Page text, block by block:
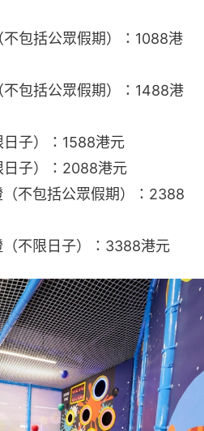
包括公眾假期）：1088港
包括公眾假期）：1488港
子）：1588港元
日子）：2088港元
不包括公眾假期）：2388
不限日子）：3388港元